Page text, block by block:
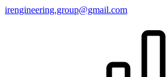
irengineering.group@gmail.com